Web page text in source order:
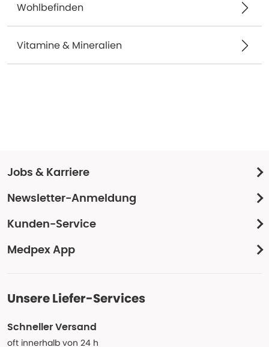
Wohlbefinden
Vitamine & Mineralien
Jobs & Karriere
Newsletter-Anmeldung
Kunden-Service
Medpex App
Unsere Liefer-Services
Schneller Versand
oft innerhalb von 24 h